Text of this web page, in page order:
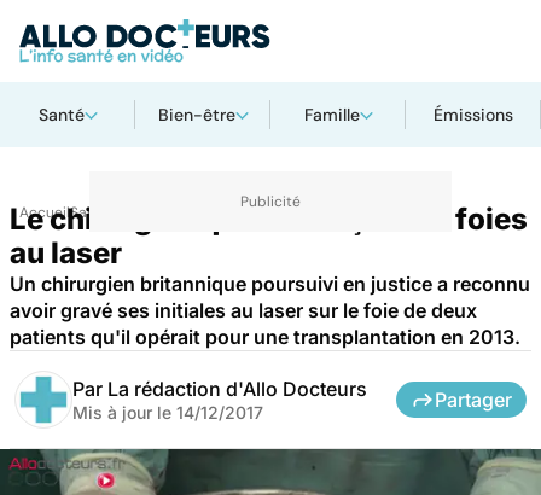
Santé Bien-être Famille Émissions
AccueilSanté
Le chirurgien qui dédicaçait les foies
au laser
Un chirurgien britannique poursuivi en justice a reconnu
avoir gravé ses initiales au laser sur le foie de deux
patients qu'il opérait pour une transplantation en 2013.
Par La rédaction d'Allo Docteurs
Mis à jour le 14/12/2017
Partager